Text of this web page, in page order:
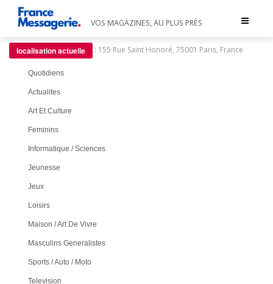
Toggle
VOS MAGAZINES, AU PLUS PRÈS
localisation actuelle : 155 Rue Saint Honoré, 75001 Paris, France
Quotidiens
Actualites
Art Et Culture
Feminins
Informatique / Sciences
Jeunesse
Jeux
Loisirs
Maison / Art De Vivre
Masculins Generalistes
Sports / Auto / Moto
Television